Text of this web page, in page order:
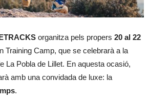
organitza pels propers 20 al 22
Training Camp, que se celebrarà a la
La Pobla de Lillet. En aquesta ocasió,
amb una convidada de luxe: la
.